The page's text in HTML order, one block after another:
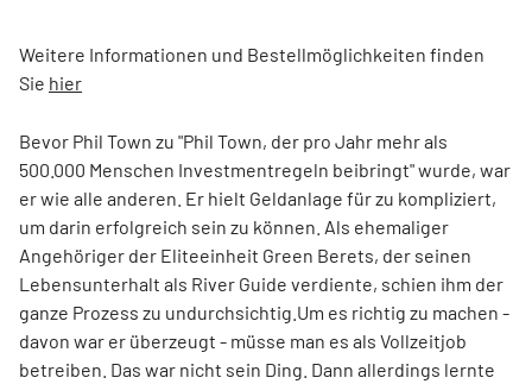
Weitere Informationen und Bestellmöglichkeiten finden
Sie hier
Bevor Phil Town zu "Phil Town, der pro Jahr mehr als
500.000 Menschen Investmentregeln beibringt" wurde, war
er wie alle anderen. Er hielt Geldanlage für zu kompliziert,
um darin erfolgreich sein zu können. Als ehemaliger
Angehöriger der Eliteeinheit Green Berets, der seinen
Lebensunterhalt als River Guide verdiente, schien ihm der
ganze Prozess zu undurchsichtig.Um es richtig zu machen -
davon war er überzeugt - müsse man es als Vollzeitjob
betreiben. Das war nicht sein Ding. Dann allerdings lernte